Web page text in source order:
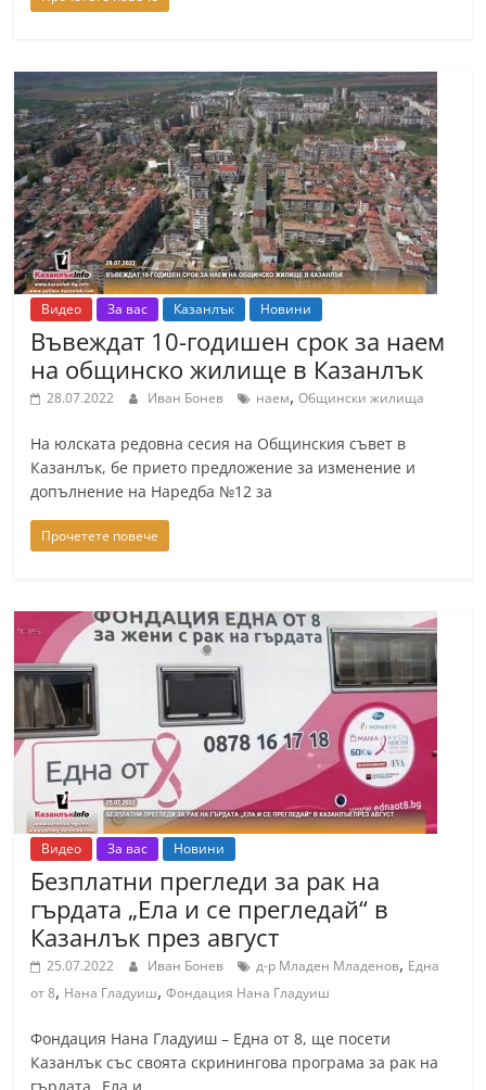
Видео За вас Казанлък Новини
Въвеждат 10-годишен срок за наем
на общинско жилище в Казанлък
28.07.2022 Иван Бонев наем,Общински жилища
На юлската редовна сесия на Общинския съвет в
Казанлък, бе прието предложение за изменение и
допълнение на Наредба №12 за
Прочетете повече
Видео За вас Новини
Безплатни прегледи за рак на
гърдата „Ела и се прегледай“ в
Казанлък през август
25.07.2022 Иван Бонев д-р Младен Младенов, Една
от 8, Нана Гладуиш,Фондация Нана Гладуиш
Фондация Нана Гладуиш – Една от 8, ще посети
Казанлък със своята скринингова програма за рак на